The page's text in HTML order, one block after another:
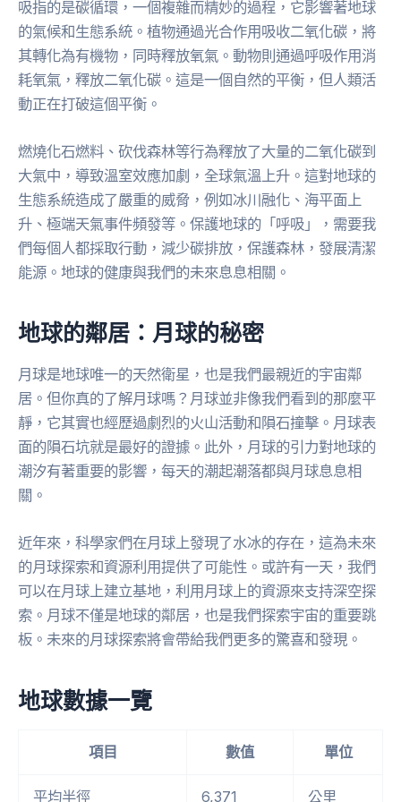
吸指的是碳循環，一個複雜而精妙的過程，它影響著地球
的氣候和生態系統。植物通過光合作用吸收二氧化碳，將
其轉化為有機物，同時釋放氧氣。動物則通過呼吸作用消
耗氧氣，釋放二氧化碳。這是一個自然的平衡，但人類活
動正在打破這個平衡。
燃燒化石燃料、砍伐森林等行為釋放了大量的二氧化碳到
大氣中，導致溫室效應加劇，全球氣溫上升。這對地球的
生態系統造成了嚴重的威脅，例如冰川融化、海平面上
升、極端天氣事件頻發等。保護地球的「呼吸」，需要我
們每個人都採取行動，減少碳排放，保護森林，發展清潔
能源。地球的健康與我們的未來息息相關。
地球的鄰居：月球的秘密
月球是地球唯一的天然衛星，也是我們最親近的宇宙鄰
居。但你真的了解月球嗎？月球並非像我們看到的那麼平
靜，它其實也經歷過劇烈的火山活動和隕石撞擊。月球表
面的隕石坑就是最好的證據。此外，月球的引力對地球的
潮汐有著重要的影響，每天的潮起潮落都與月球息息相
關。
近年來，科學家們在月球上發現了水冰的存在，這為未來
的月球探索和資源利用提供了可能性。或許有一天，我們
可以在月球上建立基地，利用月球上的資源來支持深空探
索。月球不僅是地球的鄰居，也是我們探索宇宙的重要跳
板。未來的月球探索將會帶給我們更多的驚喜和發現。
地球數據一覽
項目 數值 單位
平均半徑 6,371 公里